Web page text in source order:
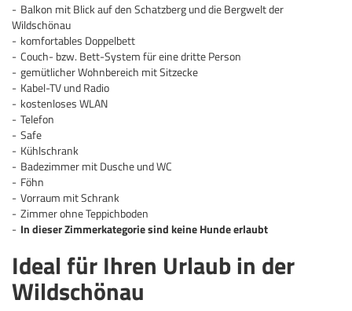
Balkon mit Blick auf den Schatzberg und die Bergwelt der
Wildschönau
komfortables Doppelbett
Couch- bzw. Bett-System für eine dritte Person
gemütlicher Wohnbereich mit Sitzecke
Kabel-TV und Radio
kostenloses WLAN
Telefon
Safe
Kühlschrank
Badezimmer mit Dusche und WC
Föhn
Vorraum mit Schrank
Zimmer ohne Teppichboden
In dieser Zimmerkategorie sind keine Hunde erlaubt
Ideal für Ihren Urlaub in der
Wildschönau